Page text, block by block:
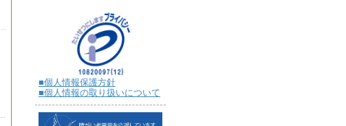
■個人情報保護方針
■個人情報の取り扱いについて